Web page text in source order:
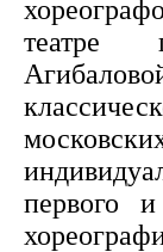
театре
первого